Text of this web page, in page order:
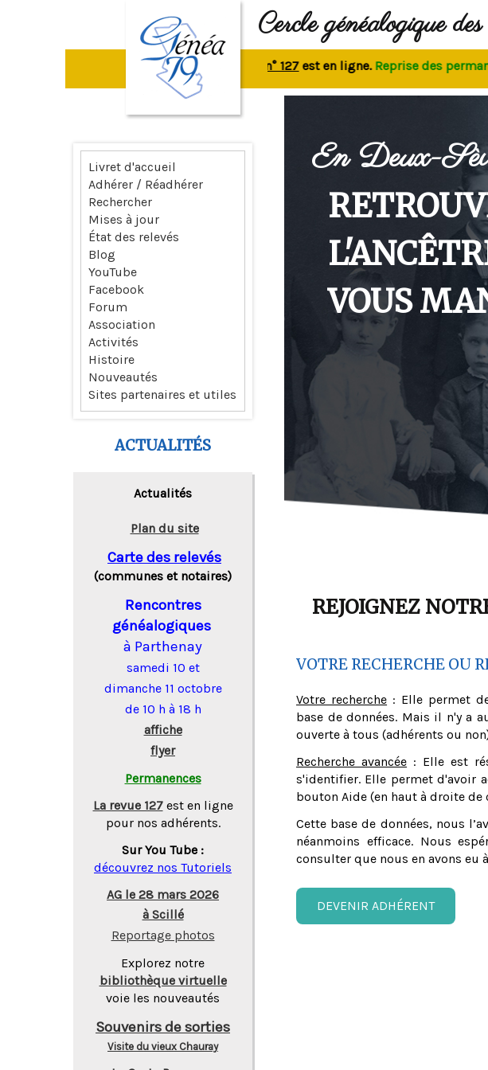
Cercle généalogique
La revue n° 127est en ligne.Reprise des
En Deux-
VOUS
REJOIGNEZ
VOTRE RECHERCHE OU
Votre recherche : Elle permet
base de données. Mais il n'y a
ouverte à tous (adhérents ou
Recherche avancée : Elle est
s'identifier. Elle permet d'avoir
bouton Aide (en haut à droite
Cette base de données, nous
néanmoins efficace. Nous
consulter que nous en avons eu
DEVENIR ADHÉRENT
Livret d'accueil
Adhérer / Réadhérer
Rechercher
Mises à jour
État des relevés
Blog
YouTube
Facebook
Forum
Association
Activités
Histoire
Nouveautés
Sites partenaires et utiles
ACTUALITÉS
Actualités
Plan du site
Carte des relevés
(communes et notaires)
Rencontres
généalogiques
à Parthenay
samedi 10 et
dimanche 11 octobre
de 10 h à 18 h
affiche
flyer
Permanences
La revue 127 est en ligne
pour nos adhérents.
Sur You Tube :
découvrez nos Tutoriels
AG le 28 mars 2026
à Scillé
Reportage photos
Explorez notre
bibliothèque virtuelle
voie les nouveautés
Souvenirs de sorties
Visite du vieux Chauray